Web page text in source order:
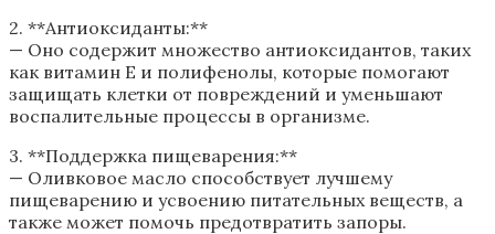
2. **Антиоксиданты:**
— Оно содержит множество антиоксидантов, таких
как витамин E и полифенолы, которые помогают
защищать клетки от повреждений и уменьшают
воспалительные процессы в организме.
3. **Поддержка пищеварения:**
— Оливковое масло способствует лучшему
пищеварению и усвоению питательных веществ, а
также может помочь предотвратить запоры.